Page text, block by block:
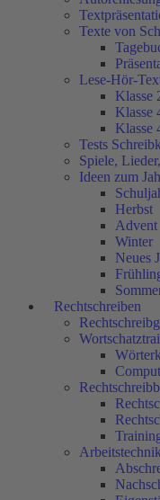
Texte von
Lese-Hör-
Klasse
Klasse
Klasse
Tests
Spiele,
Ideen zum
Herbst
Advent
Winter
Neues
Rechtschreiben